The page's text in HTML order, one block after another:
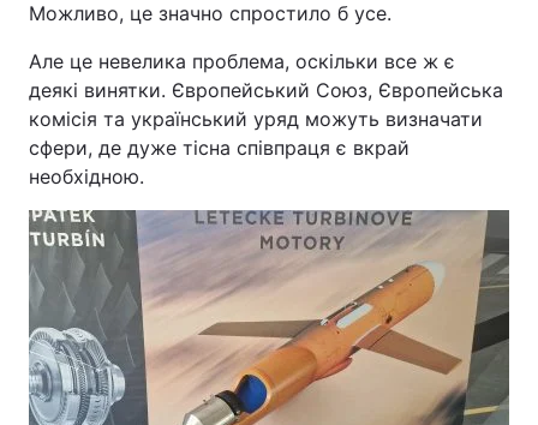
Можливо, це значно спростило б усе.
Але це невелика проблема, оскільки все ж є
деякі винятки. Європейський Союз, Європейська
комісія та український уряд можуть визначати
сфери, де дуже тісна співпраця є вкрай
необхідною.